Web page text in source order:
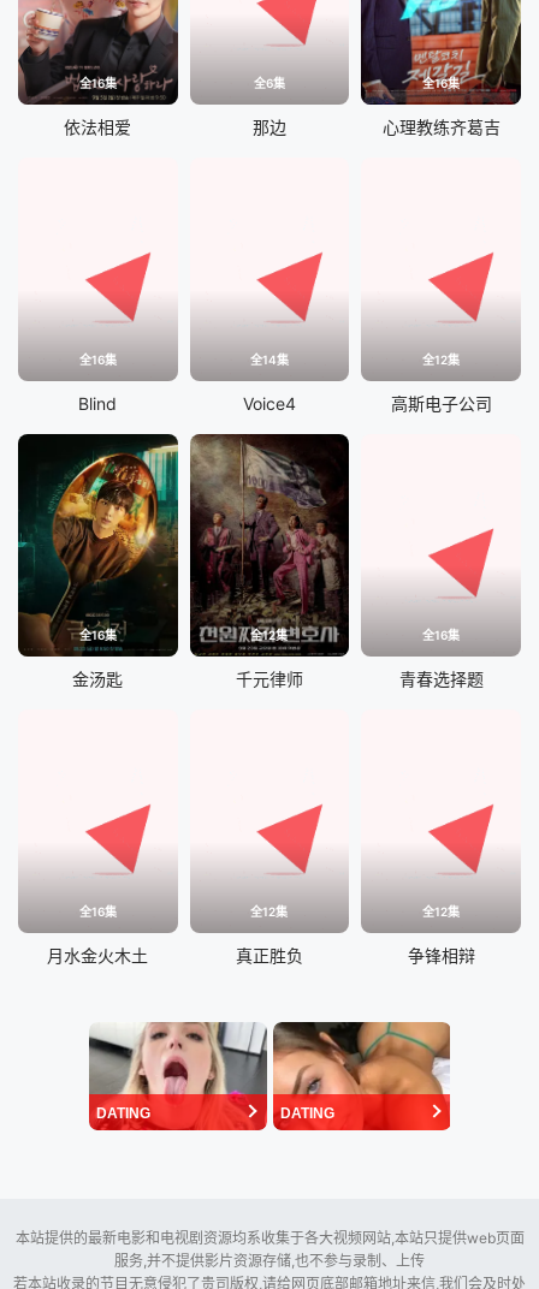
全16集
依法相爱
全6集
那边
全16集
心理教练齐葛吉
全16集
Blind
全14集
Voice4
全12集
高斯电子公司
全16集
金汤匙
全12集
千元律师
全16集
青春选择题
全16集
月水金火木土
全12集
真正胜负
全12集
争锋相辩
DATING DATING
本站提供的最新电影和电视剧资源均系收集于各大视频网站,本站只提供web页面
服务,并不提供影片资源存储,也不参与录制、上传
若本站收录的节目无意侵犯了贵司版权,请给网页底部邮箱地址来信,我们会及时处